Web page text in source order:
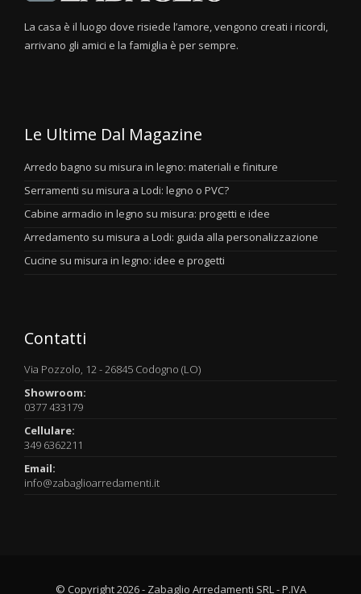
La casa è il luogo dove risiede l’amore, vengono creati i ricordi,
arrivano gli amici e la famiglia è per sempre.
Le Ultime Dal Magazine
Arredo bagno su misura in legno: materiali e finiture
Serramenti su misura a Lodi: legno o PVC?
Cabine armadio in legno su misura: progetti e idee
Arredamento su misura a Lodi: guida alla personalizzazione
Cucine su misura in legno: idee e progetti
Contatti
Via Pozzolo, 12 - 26845 Codogno (LO)
Showroom:
0377 433179
Cellulare:
349 6362211
Email:
info@zabaglioarredamenti.it
© Copyright 2026 - Zabaglio Arredamenti SRL - P.IVA